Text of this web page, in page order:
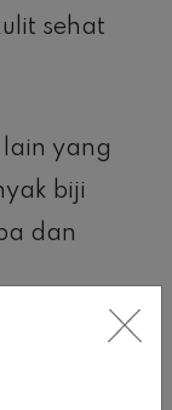
sehat
yang
biji
dan